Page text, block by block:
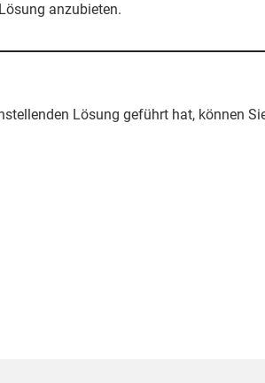
anzubieten.
Lösung geführt hat, können